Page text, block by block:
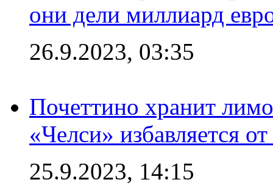
они дели миллиард
26.9.2023, 03:35
Почеттино хранит
«Челси» избавляется
25.9.2023, 14:15